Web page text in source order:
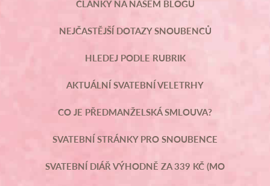
ČLÁNKY NA NAŠEM BLOGU
NEJČASTĚJŠÍ DOTAZY SNOUBENCŮ
HLEDEJ PODLE RUBRIK
AKTUÁLNÍ SVATEBNÍ VELETRHY
CO JE PŘEDMANŽELSKÁ SMLOUVA?
SVATEBNÍ STRÁNKY PRO SNOUBENCE
SVATEBNÍ DIÁŘ VÝHODNĚ ZA 339 KČ (MO